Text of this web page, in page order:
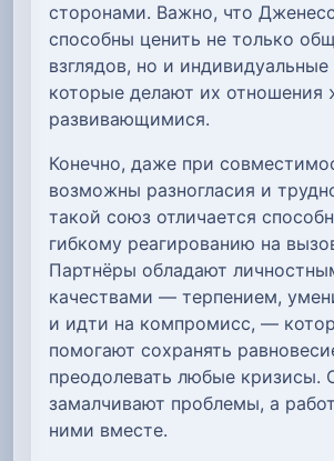
сторонами. Важно, что
способны ценить не только
взглядов, но и индивидуальные
которые делают их
развивающимися.
Конечно, даже при
возможны разногласия и
такой союз отличается
гибкому реагированию на
Партнёры обладают
качествами — терпением,
и идти на компромисс, —
помогают сохранять
преодолевать любые кризисы.
замалчивают проблемы, а
ними вместе.